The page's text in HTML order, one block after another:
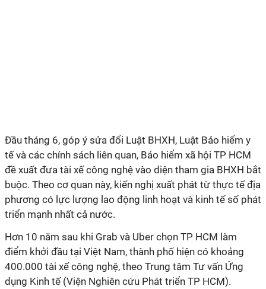
Đầu tháng 6, góp ý sửa đổi Luật BHXH, Luật Bảo hiểm y
tế và các chính sách liên quan, Bảo hiểm xã hội TP HCM
đề xuất đưa tài xế công nghệ vào diện tham gia BHXH bắt
buộc. Theo cơ quan này, kiến nghị xuất phát từ thực tế địa
phương có lực lượng lao động linh hoạt và kinh tế số phát
triển mạnh nhất cả nước.
Hơn 10 năm sau khi Grab và Uber chọn TP HCM làm
điểm khởi đầu tại Việt Nam, thành phố hiện có khoảng
400.000 tài xế công nghệ, theo Trung tâm Tư vấn Ứng
dụng Kinh tế (Viện Nghiên cứu Phát triển TP HCM).